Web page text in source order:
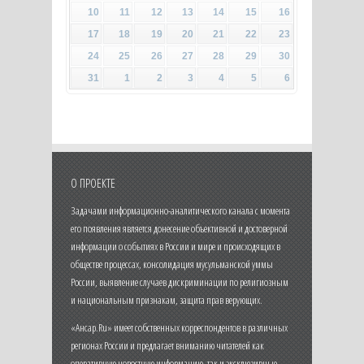
10 11 12 13 14 15
16
17
18 19 20 21 22
23
24
25 26 27 28 29
30
31
1 2 3 4 5 6
О ПРОЕКТЕ
Задачами информационно-аналитического канала с момента
его появления является донесение объективной и достоверной
информации о событиях в России и мире и происходящих в
обществе процессах, консолидация мусульманской уммы
России, выявление случаев дискриминации по религиозным
и национальным признакам, защита прав верующих.
«Ансар.Ru» имеет собственных корреспондентов в различных
регионах России и предлагает вниманию читателей как